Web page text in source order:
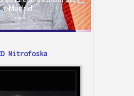
Nitrofoska